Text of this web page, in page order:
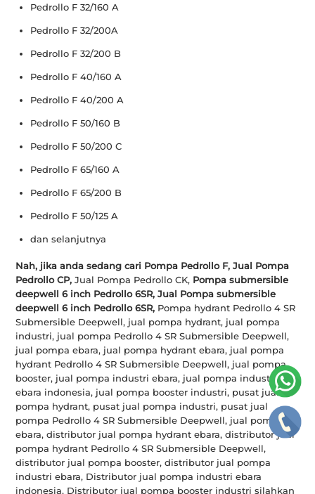
Pedrollo F 32/160 A
Pedrollo F 32/200A
Pedrollo F 32/200 B
Pedrollo F 40/160 A
Pedrollo F 40/200 A
Pedrollo F 50/160 B
Pedrollo F 50/200 C
Pedrollo F 65/160 A
Pedrollo F 65/200 B
Pedrollo F 50/125 A
dan selanjutnya
Nah, jika anda sedang cari Pompa Pedrollo F, Jual Pompa
Pedrollo CP,Jual Pompa Pedrollo CK, Pompa submersible
deepwell 6 inch Pedrollo 6SR, Jual Pompa submersible
deepwell 6 inch Pedrollo 6SR, Pompa hydrant Pedrollo 4 SR
Submersible Deepwell, jual pompa hydrant, jual pompa
industri, jual pompa Pedrollo 4 SR Submersible Deepwell,
jual pompa ebara, jual pompa hydrant ebara, jual pompa
hydrant Pedrollo 4 SR Submersible Deepwell, jual pompa
booster, jual pompa industri ebara, jual pompa industri
ebara indonesia, jual pompa booster industri, pusat jual
pompa hydrant, pusat jual pompa industri, pusat jual
pompa Pedrollo 4 SR Submersible Deepwell, jual pompa
ebara, distributor jual pompa hydrant ebara, distributor jual
pompa hydrant Pedrollo 4 SR Submersible Deepwell,
distributor jual pompa booster, distributor jual pompa
industri ebara, Distributor jual pompa industri ebara
indonesia, Distributor jual pompa booster industri silahkan